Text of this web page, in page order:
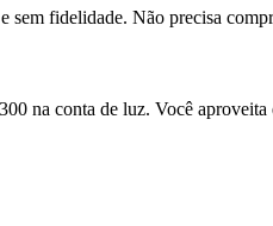
sem fidelidade. Não precisa
na conta de luz. Você